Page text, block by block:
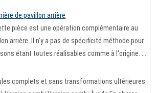
de pavillon arrière
pièce est une opération complémentaire au
arrière. Il n'y a pas de spécificité méthode pour
étant toutes réalisables comme à l'origine. ...
complets et sans transformations ultérieures